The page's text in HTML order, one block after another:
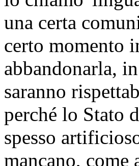
una certa
certo momento
abbandonarla,
saranno
perché lo Stato
spesso
mancano,